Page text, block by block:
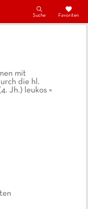
Suche Favoriten
mit
die hl.
Jh.) leukos =